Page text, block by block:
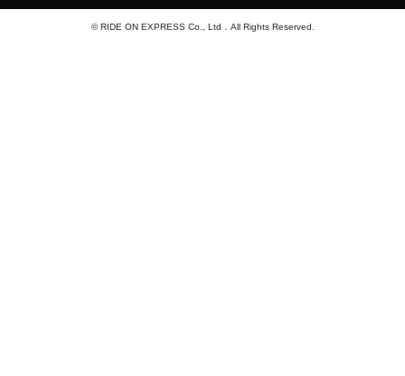
© RIDE ON EXPRESS Co., Ltd．All Rights Reserved.